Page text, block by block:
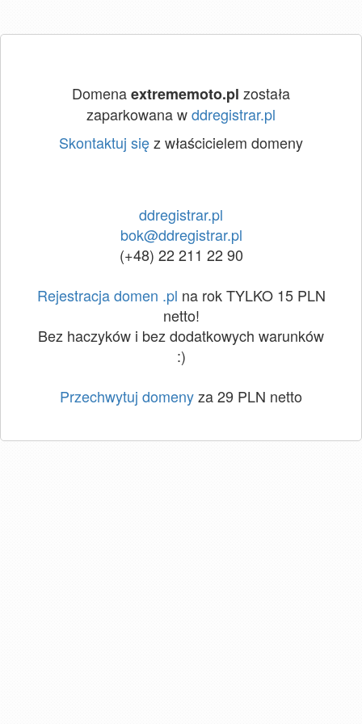
Domenaextrememoto.pl została
zaparkowana wddregistrar.pl
Skontaktuj sięz właścicielem domeny
ddregistrar.pl
bok@ddregistrar.pl
(+48) 22 211 22 90
Rejestracja domen .pl na rok TYLKO 15 PLN
netto!
Bez haczyków i bez dodatkowych warunków
:)
Przechwytuj domenyza 29 PLN netto